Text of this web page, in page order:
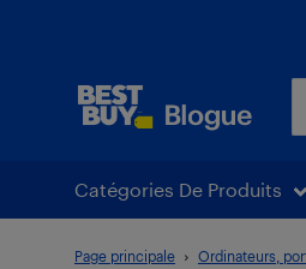
Catégories De Produits
Page principale Ordinateurs,